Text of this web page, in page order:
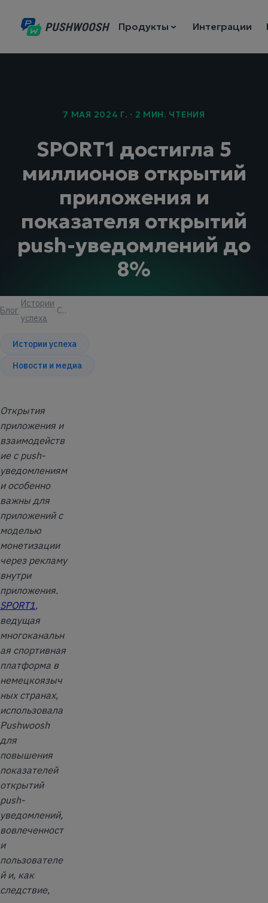
Продукты Интеграции
7 МАЯ 2024 Г. · 2 МИН. ЧТЕНИЯ
SPORT1 достигла 5
миллионов открытий
приложения и
показателя открытий
push-уведомлений до
8%
Блог
Истории
успеха
Статья
Истории успеха
Новости и медиа
Открытия
приложения и
взаимодейств
ие с push-
уведомлениям
и особенно
важны для
приложений с
моделью
монетизации
через рекламу
внутри
приложения.
SPORT1,
ведущая
многоканальн
ая спортивная
платформа в
немецкоязыч
ных странах,
использовала
Pushwoosh
для
повышения
показателей
открытий
push-
уведомлений,
вовлеченност
и
пользователе
й и, как
следствие,